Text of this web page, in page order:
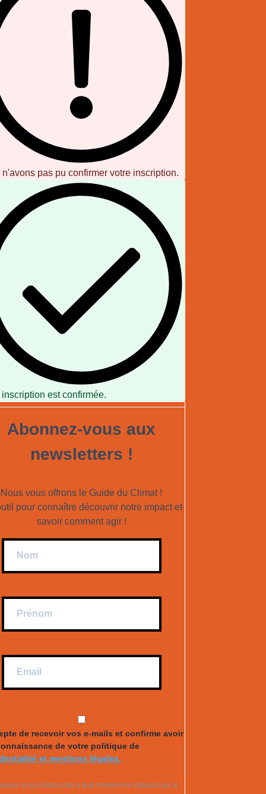
pas pu confirmer votre inscription.
inscription est confirmée.
Abonnez-vous aux
newsletters !
Nous vous offrons le Guide du Climat !
pour connaître découvrir notre impact et
savoir comment agir !
de recevoir vos e-mails et confirme avoir
de votre politique de
et mentions légales.
vous désinscrire à tout moment en cliquant sur le